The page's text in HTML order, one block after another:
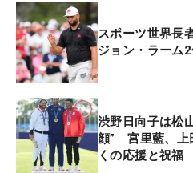
ィアーノ・ロナウドに次ぐ
グランドで行われたLIVゴ
っており、名実ともにLIVの
い。
そんなラームがメダルを目
ちろん、愛国心ゆえのプレ
はずだが、さらにLIV代表と
スポーツ世界長
ジョン・ラーム
渋野日向子は松
顔” 宮里藍、上
くの応援と祝福